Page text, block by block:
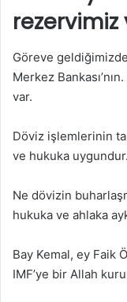
rezervimiz
Göreve
Merkez
var.
Döviz işlemlerinin
ve hukuka uygundur.
Ne dövizin
hukuka ve ahlaka
Bay Kemal, ey Faik
IMF’ye bir Allah